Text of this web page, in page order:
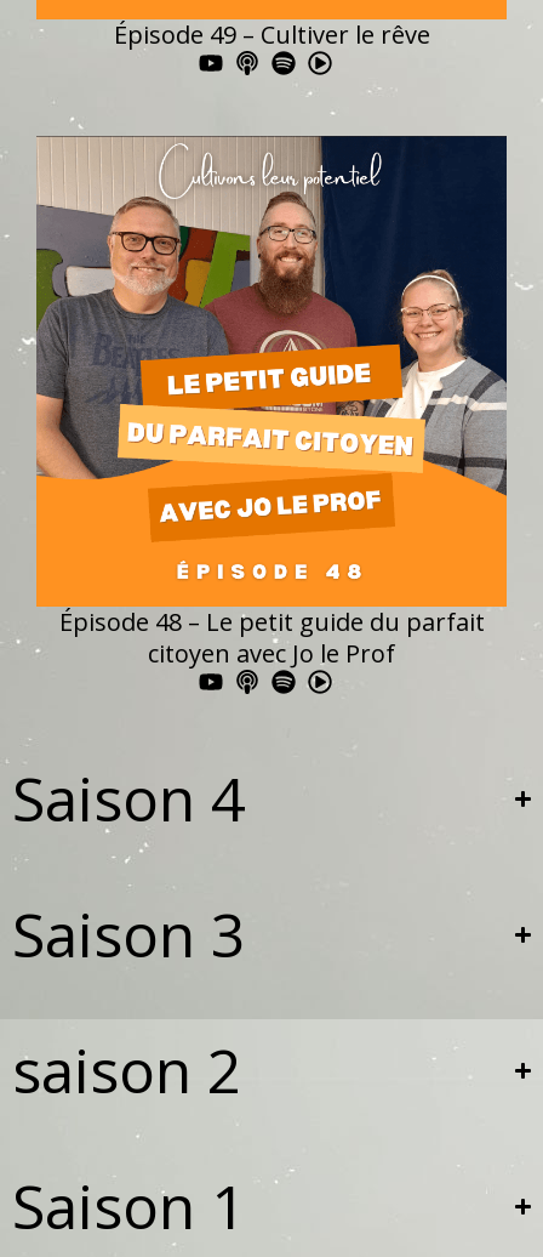
Épisode 49 – Cultiver le rêve
Épisode 48 – Le petit guide du parfait
citoyen avec Jo le Prof
Saison 4
Saison 3
saison 2
Saison 1